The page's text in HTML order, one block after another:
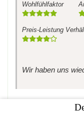
Wohlfühlfaktor
Preis-Leistung
Wir haben uns